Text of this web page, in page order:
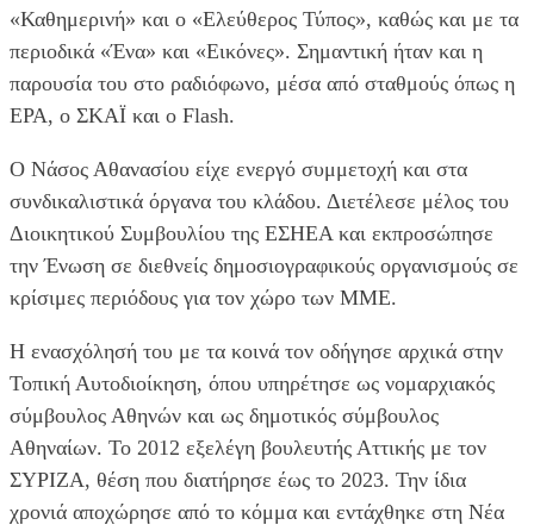
«Καθημερινή» και ο «Ελεύθερος Τύπος», καθώς και με τα
περιοδικά «Ένα» και «Εικόνες». Σημαντική ήταν και η
παρουσία του στο ραδιόφωνο, μέσα από σταθμούς όπως η
ΕΡΑ, ο ΣΚΑΪ και ο Flash.
Ο Νάσος Αθανασίου είχε ενεργό συμμετοχή και στα
συνδικαλιστικά όργανα του κλάδου. Διετέλεσε μέλος του
Διοικητικού Συμβουλίου της ΕΣΗΕΑ και εκπροσώπησε
την Ένωση σε διεθνείς δημοσιογραφικούς οργανισμούς σε
κρίσιμες περιόδους για τον χώρο των ΜΜΕ.
Η ενασχόλησή του με τα κοινά τον οδήγησε αρχικά στην
Τοπική Αυτοδιοίκηση, όπου υπηρέτησε ως νομαρχιακός
σύμβουλος Αθηνών και ως δημοτικός σύμβουλος
Αθηναίων. Το 2012 εξελέγη βουλευτής Αττικής με τον
ΣΥΡΙΖΑ, θέση που διατήρησε έως το 2023. Την ίδια
χρονιά αποχώρησε από το κόμμα και εντάχθηκε στη Νέα